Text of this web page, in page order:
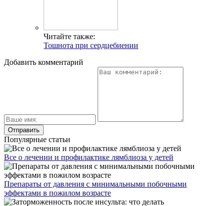
Читайте также:
Тошнота при сердцебиении
Добавить комментарий
Популярные статьи
Все о лечении и профилактике лямблиоза у детей
Препараты от давления с минимальными побочными
эффектами в пожилом возрасте